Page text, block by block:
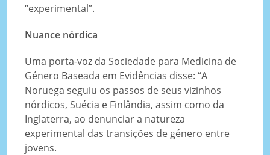
“experimental”.
Nuance nórdica
Uma porta-voz da Sociedade para Medicina de
Género Baseada em Evidências disse: “A
Noruega seguiu os passos de seus vizinhos
nórdicos, Suécia e Finlândia, assim como da
Inglaterra, ao denunciar a natureza
experimental das transições de género entre
jovens.